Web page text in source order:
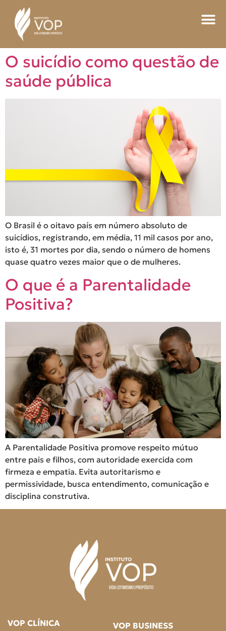
O suicídio como questão de
saúde pública
O Brasil é o oitavo país em número absoluto de
suicídios, registrando, em média, 11 mil casos por ano,
isto é, 31 mortes por dia, sendo o número de homens
quase quatro vezes maior que o de mulheres.
O que é a Parentalidade
Positiva?
A Parentalidade Positiva promove respeito mútuo
entre pais e filhos, com autoridade exercida com
firmeza e empatia. Evita autoritarismo e
permissividade, busca entendimento, comunicação e
disciplina construtiva.
VOP CLÍNICA VOP BUSINESS